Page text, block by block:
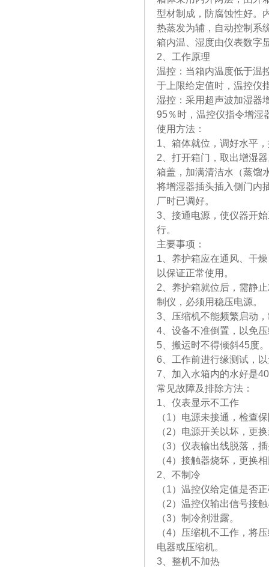
型材制成，防腐蚀性好。
热蒸发为辅，自动控制系
箱内温、湿度由仪表数字
2、工作原理
温控：当箱内温度低于温
于上限给定值时，温控仪
湿控：采用超声波加湿器
95％时，温控仪指令增湿
使用方法：
1、箱体就位，调好水平
2、打开箱门，取出增湿
箱盖，加满清洁水（蒸馏
将增湿器插头插入侧门内
厂时已调好。
3、接通电源，使仪器开
行。
主要事项：
1、养护箱应在通风、干
以保证正常使用。
2、养护箱就位后，需静
制仪，必
3、压缩机不能频繁启动
4、设备不准倒置，以免
5、搬运时不得倾斜45度。
6、工作前进行缘测试，
7、加入水箱内的水好是
常见故障及排除方法：
1、仪表显示不工作
（1）电源未接通，检查
（2）电源开关以坏，更
（3）仪表输出线脱落，
（4）接触器烧坏，更换
2、不制冷
（1）温控仪给定值是否
（2）温控仪输出信号接
（3）制冷剂泄露。
（4）压缩机不工作，将
电器或压缩机。
3、整机不加热